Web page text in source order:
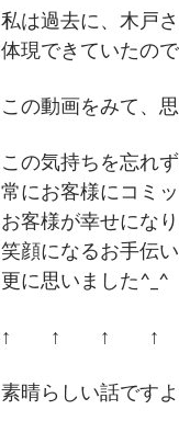
私は過去に、木戸
体現できていたので
この動画をみて、
この気持ちを忘れず
常にお客様にコミッ
お客様が幸せになり
笑顔になるお手伝い
更に思いました^_^
↑ ↑ ↑ ↑
素晴らしい話です